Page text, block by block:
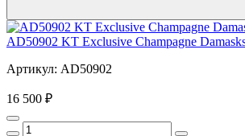
AD50902 KT Exclusive Champagne
Артикул: AD50902
16 500 ₽